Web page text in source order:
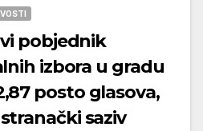
pobjednik
izbora u gradu
posto glasova,
saziv